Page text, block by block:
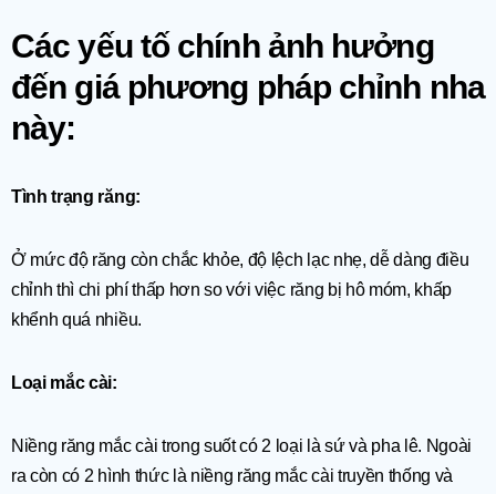
Các yếu tố chính ảnh hưởng
đến giá phương pháp chỉnh nha
này:
Tình trạng răng:
Ở mức độ răng còn chắc khỏe, độ lệch lạc nhẹ, dễ dàng điều
chỉnh thì chi phí thấp hơn so với việc răng bị hô móm, khấp
khểnh quá nhiều.
Loại mắc cài:
Niềng răng mắc cài trong suốt có 2 loại là sứ và pha lê. Ngoài
ra còn có 2 hình thức là niềng răng mắc cài truyền thống và